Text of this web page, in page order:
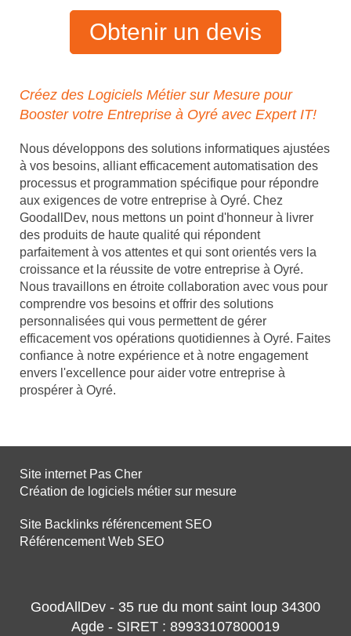
Obtenir un devis
Créez des Logiciels Métier sur Mesure pour
Booster votre Entreprise à Oyré avec Expert IT!
Nous développons des solutions informatiques ajustées
à vos besoins, alliant efficacement automatisation des
processus et programmation spécifique pour répondre
aux exigences de votre entreprise à Oyré. Chez
GoodallDev, nous mettons un point d'honneur à livrer
des produits de haute qualité qui répondent
parfaitement à vos attentes et qui sont orientés vers la
croissance et la réussite de votre entreprise à Oyré.
Nous travaillons en étroite collaboration avec vous pour
comprendre vos besoins et offrir des solutions
personnalisées qui vous permettent de gérer
efficacement vos opérations quotidiennes à Oyré. Faites
confiance à notre expérience et à notre engagement
envers l'excellence pour aider votre entreprise à
prospérer à Oyré.
Site internet Pas Cher
Création de logiciels métier sur mesure
Site Backlinks référencement SEO
Référencement Web SEO
GoodAllDev - 35 rue du mont saint loup 34300
Agde - SIRET : 89933107800019